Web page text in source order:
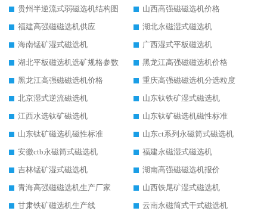
贵州半逆流式弱磁选机结构图
山西高强磁磁选机价格
福建高强磁磁选机供应
湖北永磁湿式磁选机
海南锰矿湿式磁选机
广西湿式平板磁选机
湖北平板磁选机选矿规格参数
黑龙江高强磁磁选机价格
黑龙江高强磁磁选机价格
重庆高强磁磁选机分选粒度
北京湿式逆流磁选机
山东钛铁矿湿式磁选机
江西水选钛矿磁选机
山东钛矿磁选机磁性标准
山东钛矿磁选机磁性标准
山东ct系列永磁筒式磁选机
安徽ctb永磁筒式磁选机
福建永磁湿式磁选机
吉林锰矿湿式磁选机
湖南高强磁磁选机报价
青海高强磁磁选机生产厂家
山西铁尾矿湿式磁选机
甘肃铁矿磁选机生产线
云南永磁筒式干式磁选机